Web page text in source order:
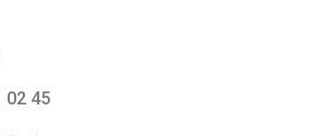
02 45